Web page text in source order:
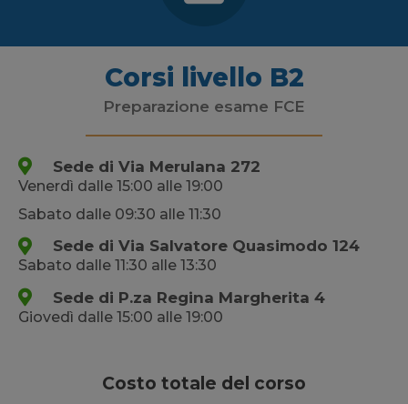
Corsi livello B2
Preparazione esame FCE
Sede di Via Merulana 272
Venerdì dalle 15:00 alle 19:00
Sabato dalle 09:30 alle 11:30
Sede di Via Salvatore Quasimodo 124
Sabato dalle 11:30 alle 13:30
Sede di P.za Regina Margherita 4
Giovedì dalle 15:00 alle 19:00
Costo totale del corso